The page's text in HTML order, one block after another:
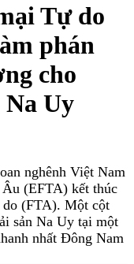
Tự do
phán
cho
Uy
nghênh Việt Nam
(EFTA) kết thúc
do (FTA). Một cột
sản Na Uy tại một
nhất Đông Nam